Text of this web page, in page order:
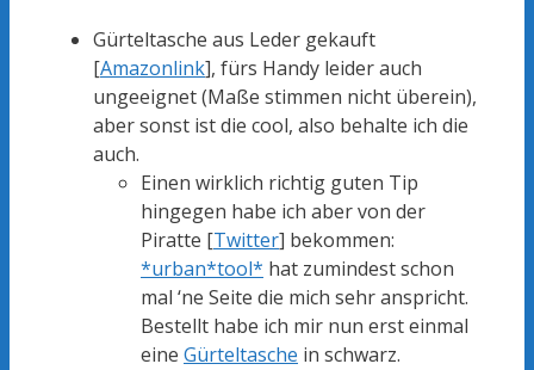
Gürteltasche aus Leder gekauft
[Amazonlink], fürs Handy leider auch
ungeeignet (Maße stimmen nicht überein),
aber sonst ist die cool, also behalte ich die
auch.
Einen wirklich richtig guten Tip
hingegen habe ich aber von der
Piratte [Twitter] bekommen:
*urban*tool* hat zumindest schon
mal ‘ne Seite die mich sehr anspricht.
Bestellt habe ich mir nun erst einmal
eine Gürteltasche in schwarz.